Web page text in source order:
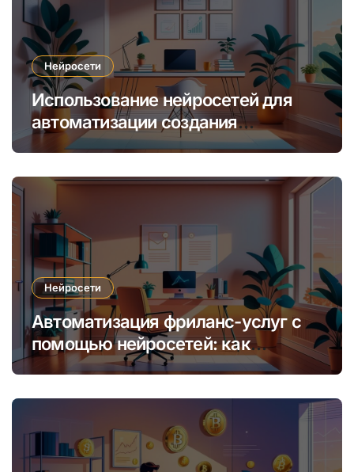
Нейросети
Использование нейросетей для
автоматизации создания
уникальных интернет-курсов и
Нейросети
Автоматизация фриланс-услуг с
помощью нейросетей: как
увеличить доход и сократить